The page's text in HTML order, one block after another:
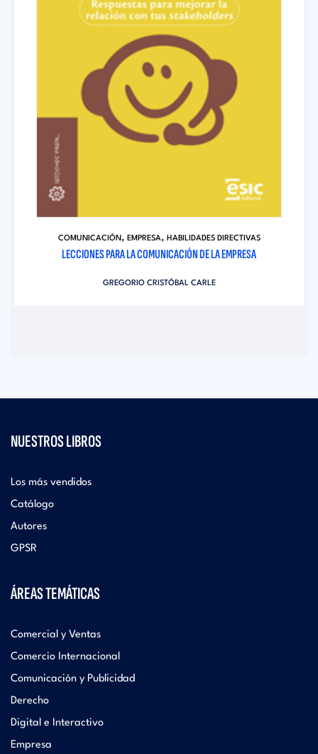
COMUNICACIÓN, EMPRESA, HABILIDADES DIRECTIVAS
LECCIONES PARA LA COMUNICACIÓN DE LA EMPRESA
GREGORIO CRISTÓBAL CARLE
NUESTROS LIBROS
Los más vendidos
Catálogo
Autores
GPSR
ÁREAS TEMÁTICAS
Comercial y Ventas
Comercio Internacional
Comunicación y Publicidad
Derecho
Digital e Interactivo
Empresa